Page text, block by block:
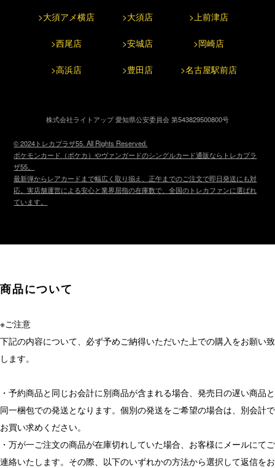
>大須アメ横店 >大須店 >上前津店
>西尾店 >安城店 >岡崎店
>高浜店 >豊田店 >名古屋駅前店
株式会社ライトアップ 愛知県公安委員会 第543829500800号
© 2024トレカプラザ55. All Rights Reserved.
ポケモンカード（ポケカ）やヴァンガードのシングルカード通販ならトレカプラ
ザ55。
最新弾からレアカードまで幅広く取り揃え、正午までのご注文で即日発送にも対
応。実店舗運営による安心と業界屈指の在庫数で、全国のトレカファンに選ばれ
ています。
商品について
※ご注意
下記の内容について、必ず予めご納得いただいた上での購入をお願い致
します。
・予約商品と同じお会計に別商品が含まれる場合、発売日の遅い商品と
同一梱包での発送となります。個別の発送をご希望の場合は、別会計で
お買い求めください。
・万が一ご注文の商品が在庫切れしていた場合、お客様にメールにてご
連絡いたします。その際、以下のいずれかの方法から選択して返信をお